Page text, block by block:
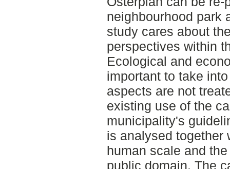
neighbourhood park
study cares about
perspectives within
Ecological and
important to take
aspects are not
existing use of the
municipality's
is analysed together
human scale and
public domain. The